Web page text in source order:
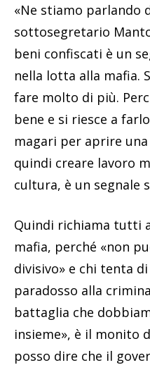
«Ne stiamo parlando
sottosegretario
beni confiscati è un
nella lotta alla mafia.
fare molto di più.
bene e si riesce a
magari per aprire
quindi creare lavoro
cultura, è un segnale
Quindi richiama tutti
mafia, perché «non
divisivo» e chi tenta
paradosso alla
battaglia che
insieme», è il monito
posso dire che il